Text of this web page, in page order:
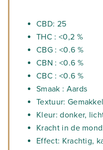
CBD: 25
THC : <0,2 %
CBG : <0.6 %
CBN : <0.6 %
CBC : <0.6 %
Smaak : Aards
Textuur:
Kleur: donker,
Kracht in de
Effect: Krachtig,